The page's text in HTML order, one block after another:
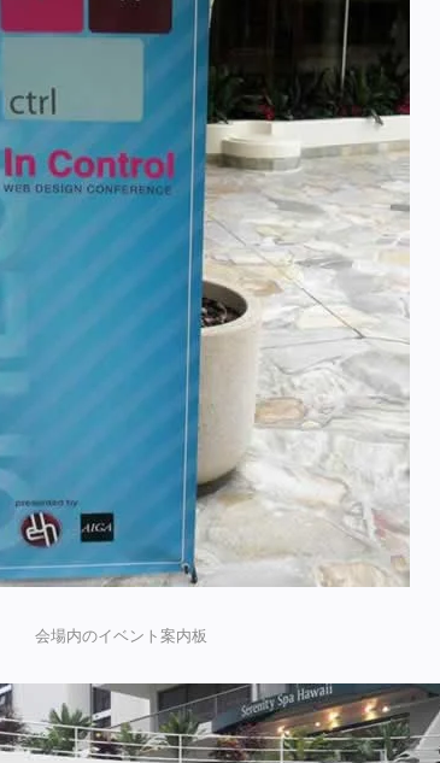
会場内のイベント案内板